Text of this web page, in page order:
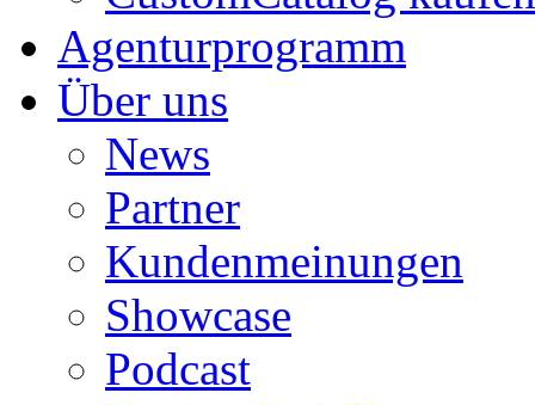
Agenturprogramm
Über uns
News
Partner
Kundenmeinungen
Showcase
Podcast